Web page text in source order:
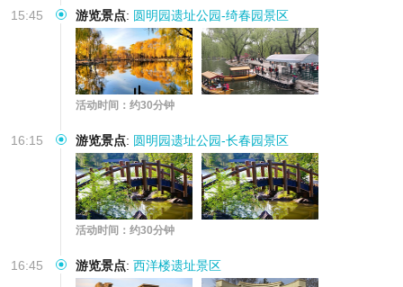
15:45 游览景点: 圆明园遗址公园-绮春园景区
活动时间：约30分钟
16:15 游览景点: 圆明园遗址公园-长春园景区
活动时间：约30分钟
16:45 游览景点: 西洋楼遗址景区